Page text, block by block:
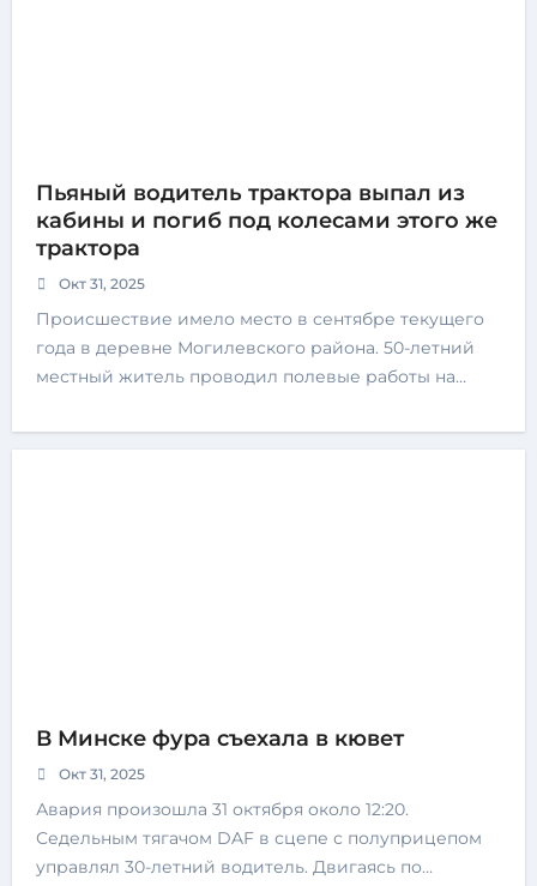
Пьяный водитель трактора выпал из
кабины и погиб под колесами этого же
трактора
Окт 31, 2025
Происшествие имело место в сентябре текущего
года в деревне Могилевского района. 50-летний
местный житель проводил полевые работы на…
В Минске фура съехала в кювет
Окт 31, 2025
Авария произошла 31 октября около 12:20.
Седельным тягачом DAF в сцепе с полуприцепом
управлял 30-летний водитель. Двигаясь по…